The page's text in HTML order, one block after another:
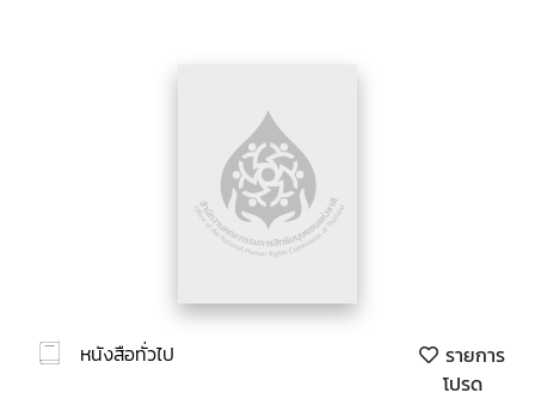
หนังสือทั่วไป
รายการ
โปรด